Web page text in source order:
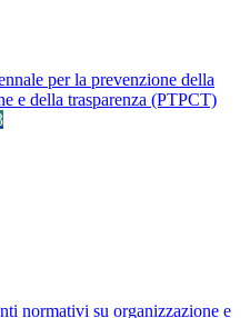
per la prevenzione della
e della trasparenza (PTPCT)
normativi su organizzazione e